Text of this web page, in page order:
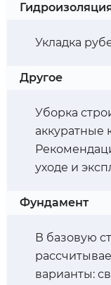
Укладка
Другое
Уборка
аккуратные
уходе и
Фундамент
В базовую
варианты: